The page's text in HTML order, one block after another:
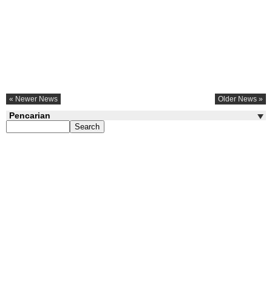
« Newer News Older News »
Pencarian